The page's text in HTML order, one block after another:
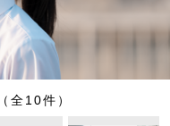
全10件）